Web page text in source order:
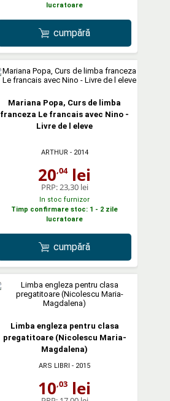
lucratoare
cumpără
Mariana Popa, Curs de limba
franceza Le francais avec Nino -
Livre de l eleve
ARTHUR- 2014
20,04lei
PRP:23,30 lei
In stoc furnizor
Timp confirmare stoc: 1 - 2 zile
lucratoare
cumpără
Limba engleza pentru clasa
pregatitoare (Nicolescu Maria-
Magdalena)
ARS LIBRI - 2015
10,03 lei